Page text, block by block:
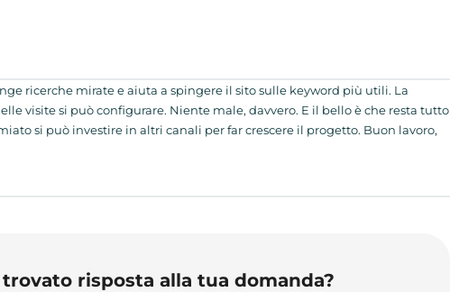
ricerche mirate e aiuta a spingere il sito sulle keyword più utili. La
visite si può configurare. Niente male, davvero. E il bello è che resta tutto
si può investire in altri canali per far crescere il progetto. Buon lavoro,
trovato risposta alla tua domanda?